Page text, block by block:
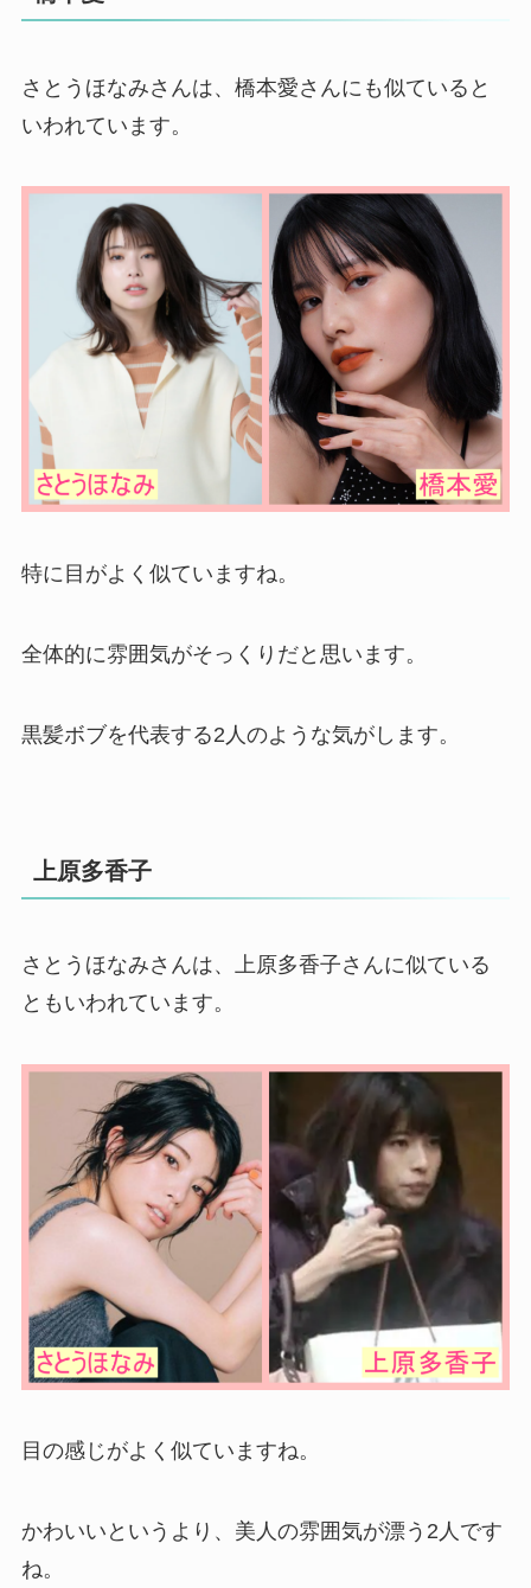
さとうほなみさんは、橋本愛さんにも似ていると
いわれています。
特に目がよく似ていますね。
全体的に雰囲気がそっくりだと思います。
黒髪ボブを代表する2人のような気がします。
上原多香子
さとうほなみさんは、上原多香子さんに似ている
ともいわれています。
目の感じがよく似ていますね。
かわいいというより、美人の雰囲気が漂う2人です
ね。